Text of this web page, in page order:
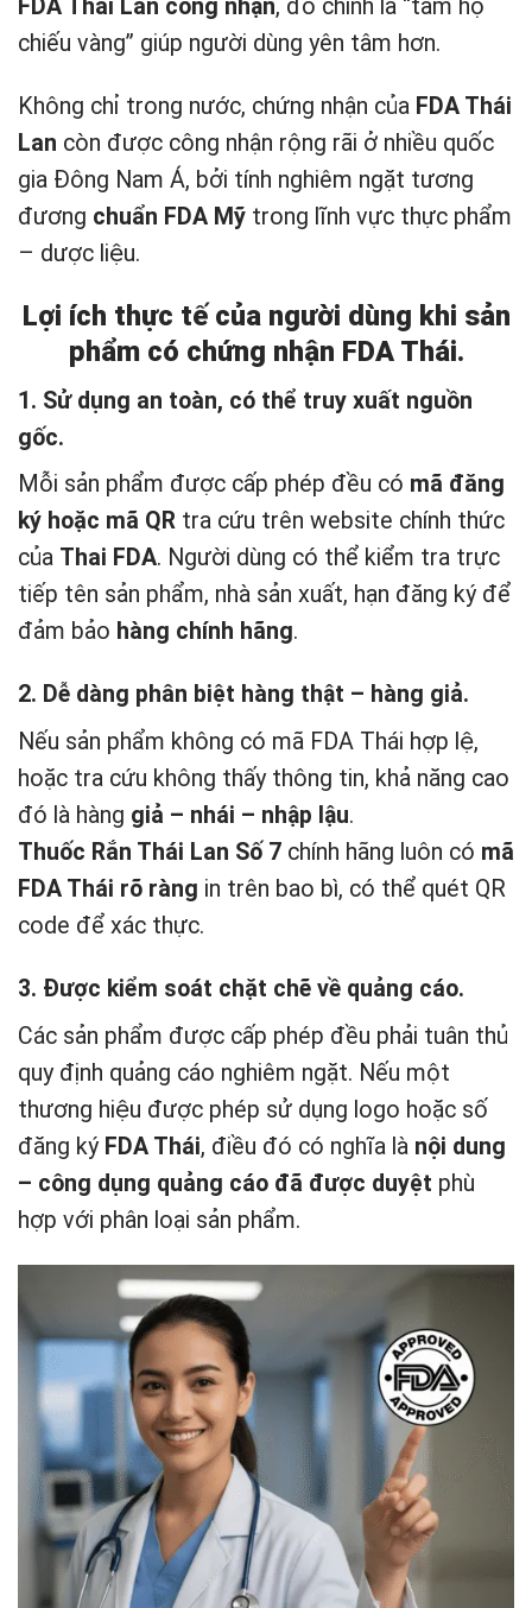
FDA Thái Lan công nhận, đó chính là “tấm hộ
chiếu vàng” giúp người dùng yên tâm hơn.
Không chỉ trong nước, chứng nhận của FDA Thái
Lan còn được công nhận rộng rãi ở nhiều quốc
gia Đông Nam Á, bởi tính nghiêm ngặt tương
đương chuẩn FDA Mỹ trong lĩnh vực thực phẩm
– dược liệu.
Lợi ích thực tế của người dùng khi sản
phẩm có chứng nhận FDA Thái.
1. Sử dụng an toàn, có thể truy xuất nguồn
gốc.
Mỗi sản phẩm được cấp phép đều có mã đăng
ký hoặc mã QR tra cứu trên website chính thức
của Thai FDA. Người dùng có thể kiểm tra trực
tiếp tên sản phẩm, nhà sản xuất, hạn đăng ký để
đảm bảo hàng chính hãng.
2. Dễ dàng phân biệt hàng thật – hàng giả.
Nếu sản phẩm không có mã FDA Thái hợp lệ,
hoặc tra cứu không thấy thông tin, khả năng cao
đó là hàng giả – nhái – nhập lậu.
Thuốc Rắn Thái Lan Số 7 chính hãng luôn có mã
FDA Thái rõ ràng in trên bao bì, có thể quét QR
code để xác thực.
3. Được kiểm soát chặt chẽ về quảng cáo.
Các sản phẩm được cấp phép đều phải tuân thủ
quy định quảng cáo nghiêm ngặt. Nếu một
thương hiệu được phép sử dụng logo hoặc số
đăng ký FDA Thái, điều đó có nghĩa là nội dung
– công dụng quảng cáo đã được duyệt phù
hợp với phân loại sản phẩm.